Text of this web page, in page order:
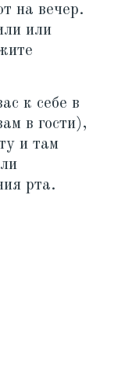
на вечер.
или
к себе в
в гости),
и там
рта.